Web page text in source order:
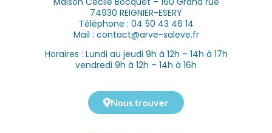
74930 REIGNIER-ESERY
Téléphone : 04 50 43 46 14
Mail : contact@arve-saleve.fr
Horaires : Lundi au jeudi 9h à 12h – 14h à 17h
vendredi 9h à 12h – 14h à 16h
Nous trouver